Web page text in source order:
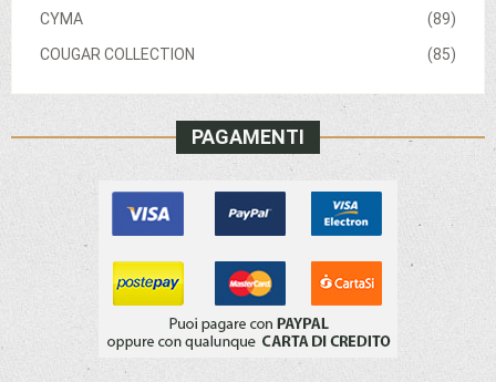
(89)
CYMA
(85)
COUGAR COLLECTION
PAGAMENTI